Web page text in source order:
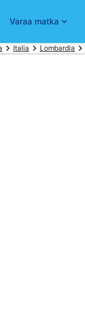
Varaa matka
Italia Lombardia